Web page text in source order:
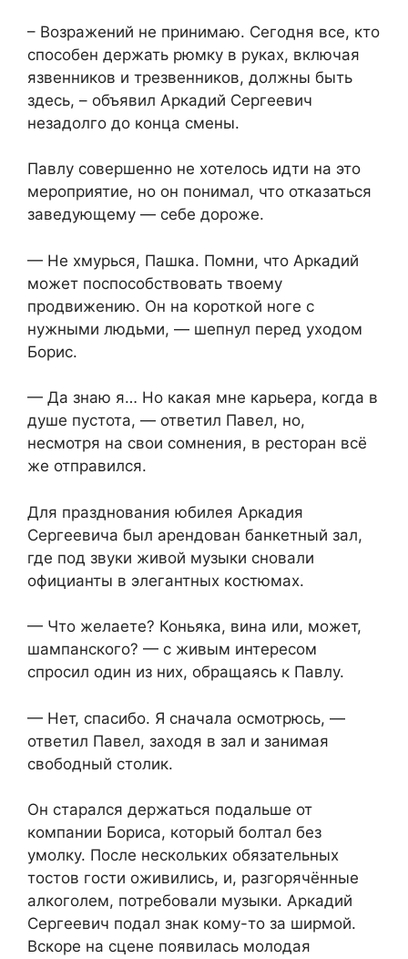
– Возражений не принимаю. Сегодня все, кто
способен держать рюмку в руках, включая
язвенников и трезвенников, должны быть
здесь, – объявил Аркадий Сергеевич
незадолго до конца смены.
Павлу совершенно не хотелось идти на это
мероприятие, но он понимал, что отказаться
заведующему — себе дороже.
— Не хмурься, Пашка. Помни, что Аркадий
может поспособствовать твоему
продвижению. Он на короткой ноге с
нужными людьми, — шепнул перед уходом
Борис.
— Да знаю я… Но какая мне карьера, когда в
душе пустота, — ответил Павел, но,
несмотря на свои сомнения, в ресторан всё
же отправился.
Для празднования юбилея Аркадия
Сергеевича был арендован банкетный зал,
где под звуки живой музыки сновали
официанты в элегантных костюмах.
— Что желаете? Коньяка, вина или, может,
шампанского? — с живым интересом
спросил один из них, обращаясь к Павлу.
— Нет, спасибо. Я сначала осмотрюсь, —
ответил Павел, заходя в зал и занимая
свободный столик.
Он старался держаться подальше от
компании Бориса, который болтал без
умолку. После нескольких обязательных
тостов гости оживились, и, разгорячённые
алкоголем, потребовали музыки. Аркадий
Сергеевич подал знак кому-то за ширмой.
Вскоре на сцене появилась молодая